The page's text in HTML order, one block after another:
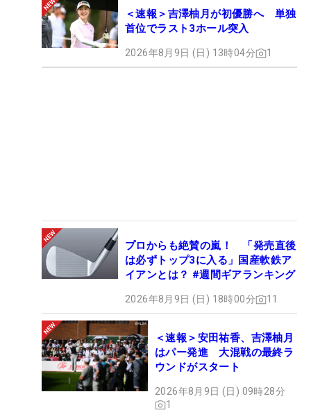
＜速報＞吉澤柚月が初優勝へ 単独
首位でラスト3ホール突入
2026年8月9日 (日) 13時04分 1
プロからも絶賛の嵐！ 「発売直後
は必ずトップ3に入る」国産軟鉄ア
イアンとは？ #週間ギアランキング
2026年8月9日 (日) 18時00分 11
＜速報＞安田祐香、吉澤柚月
はパー発進 大混戦の最終ラ
ウンドがスタート
2026年8月9日 (日) 09時28分
1